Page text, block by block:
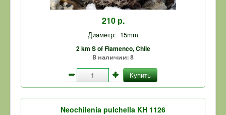
210 р.
Диаметр: 15mm
2 km S of Flamenco, Chile
В наличии:8
Купить
Neochilenia pulchella KH 1126